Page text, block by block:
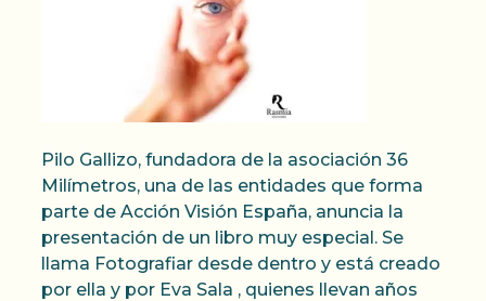
Pilo Gallizo, fundadora de la asociación 36
Milímetros, una de las entidades que forma
parte de Acción Visión España, anuncia la
presentación de un libro muy especial. Se
llama Fotografiar desde dentro y está creado
por ella y por Eva Sala , quienes llevan años